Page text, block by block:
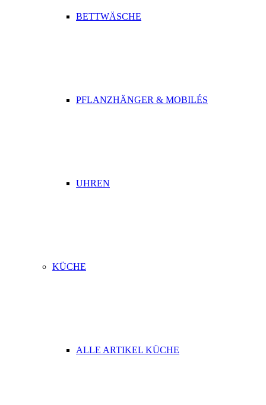
BETTWÄSCHE
PFLANZHÄNGER & MOBILÉS
UHREN
KÜCHE
ALLE ARTIKEL KÜCHE